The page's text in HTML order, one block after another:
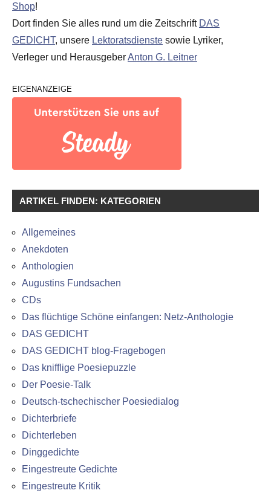
Shop!
Dort finden Sie alles rund um die Zeitschrift DAS
GEDICHT, unsere Lektoratsdienste sowie Lyriker,
Verleger und HerausgeberAnton G. Leitner
EIGENANZEIGE
ARTIKEL FINDEN: KATEGORIEN
Allgemeines
Anekdoten
Anthologien
Augustins Fundsachen
CDs
Das flüchtige Schöne einfangen: Netz-Anthologie
DAS GEDICHT
DAS GEDICHT blog-Fragebogen
Das knifflige Poesiepuzzle
Der Poesie-Talk
Deutsch-tschechischer Poesiedialog
Dichterbriefe
Dichterleben
Dinggedichte
Eingestreute Gedichte
Eingestreute Kritik